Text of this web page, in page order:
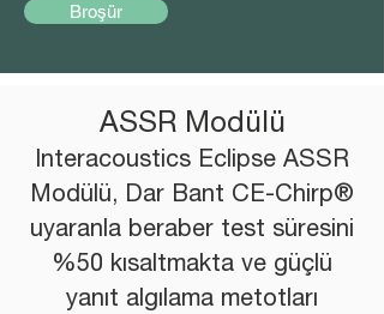
Broşür
ASSR Modülü
Interacoustics Eclipse ASSR
Modülü, Dar Bant CE-Chirp®
uyaranla beraber test süresini
%50 kısaltmakta ve güçlü
yanıt algılama metotları